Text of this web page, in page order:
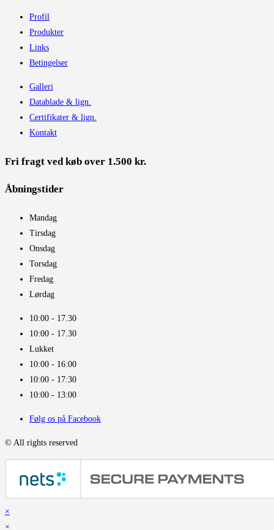
Profil
Produkter
Links
Betingelser
Galleri
Datablade & lign.
Certifikater & lign.
Kontakt
Fri fragt ved køb over 1.500 kr.
Åbningstider​
Mandag
Tirsdag
Onsdag
Torsdag
Fredag
Lørdag
10:00 - 17.30​
10:00 - 17.30​
Lukket
10:00 - 16:00​
10:00 - 17:30
10:00 - 13:00
Følg os på Facebook
© All rights reserved
×
×